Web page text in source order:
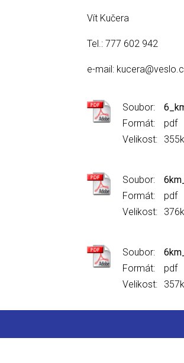
Vít Kučera
Tel.: 777 602 942
e-mail:
Soubor:
Formát:
pdf
Velikost:
Soubor:
Formát:
pdf
Velikost:
Soubor:
Formát:
pdf
Velikost: